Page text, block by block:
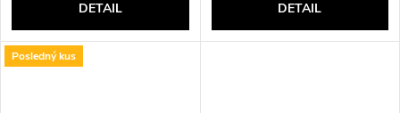
DETAIL DETAIL
Posledný kus